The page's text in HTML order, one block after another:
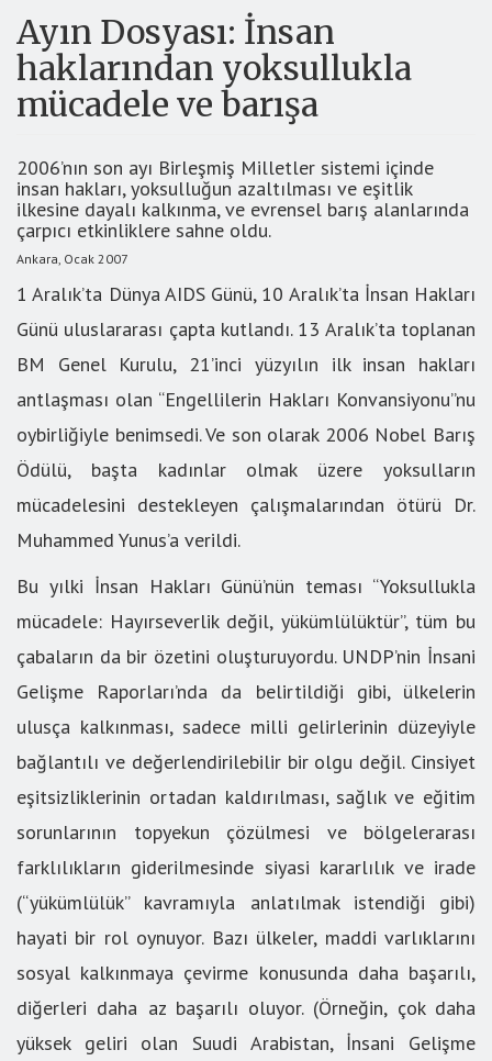
Ayın Dosyası: İnsan
haklarından yoksullukla
mücadele ve barışa
2006’nın son ayı Birleşmiş Milletler sistemi içinde
insan hakları, yoksulluğun azaltılması ve eşitlik
ilkesine dayalı kalkınma, ve evrensel barış alanlarında
çarpıcı etkinliklere sahne oldu.
Ankara, Ocak 2007
1 Aralık’ta Dünya AIDS Günü, 10 Aralık’ta İnsan Hakları
Günü uluslararası çapta kutlandı. 13 Aralık’ta toplanan
BM Genel Kurulu, 21’inci yüzyılın ilk insan hakları
antlaşması olan “Engellilerin Hakları Konvansiyonu”nu
oybirliğiyle benimsedi. Ve son olarak 2006 Nobel Barış
Ödülü, başta kadınlar olmak üzere yoksulların
mücadelesini destekleyen çalışmalarından ötürü Dr.
Muhammed Yunus’a verildi.
Bu yılki İnsan Hakları Günü’nün teması “Yoksullukla
mücadele: Hayırseverlik değil, yükümlülüktür”, tüm bu
çabaların da bir özetini oluşturuyordu. UNDP’nin İnsani
Gelişme Raporları’nda da belirtildiği gibi, ülkelerin
ulusça kalkınması, sadece milli gelirlerinin düzeyiyle
bağlantılı ve değerlendirilebilir bir olgu değil. Cinsiyet
eşitsizliklerinin ortadan kaldırılması, sağlık ve eğitim
sorunlarının topyekun çözülmesi ve bölgelerarası
farklılıkların giderilmesinde siyasi kararlılık ve irade
(“yükümlülük” kavramıyla anlatılmak istendiği gibi)
hayati bir rol oynuyor. Bazı ülkeler, maddi varlıklarını
sosyal kalkınmaya çevirme konusunda daha başarılı,
diğerleri daha az başarılı oluyor. (Örneğin, çok daha
yüksek geliri olan Suudi Arabistan, İnsani Gelişme